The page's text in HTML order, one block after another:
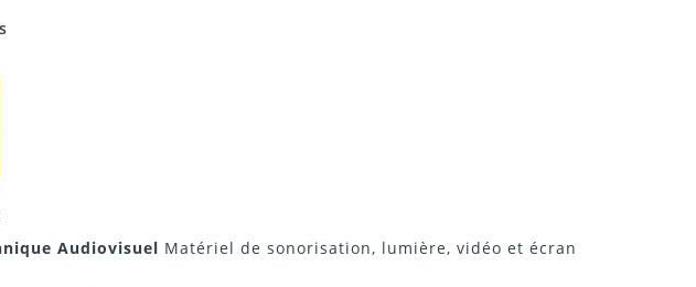
Audiovisuel Matériel de sonorisation, lumière, vidéo et écran